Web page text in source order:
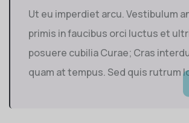
Ut eu imperdiet arcu. Vestibulum
primis in faucibus orci luctus et
posuere cubilia Curae; Cras
quam at tempus. Sed quis rutrum